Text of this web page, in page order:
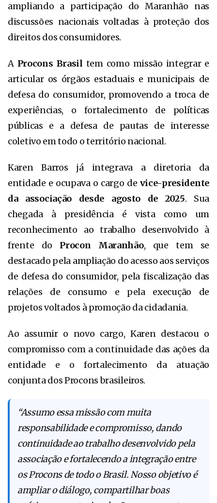
ampliando a participação do Maranhão nas
discussões nacionais voltadas à proteção dos
direitos dos consumidores.
A Procons Brasil tem como missão integrar e
articular os órgãos estaduais e municipais de
defesa do consumidor, promovendo a troca de
experiências, o fortalecimento de políticas
públicas e a defesa de pautas de interesse
coletivo em todo o território nacional.
Karen Barros já integrava a diretoria da
entidade e ocupava o cargo de vice-presidente
da associação desde agosto de 2025. Sua
chegada à presidência é vista como um
reconhecimento ao trabalho desenvolvido à
frente do Procon Maranhão, que tem se
destacado pela ampliação do acesso aos serviços
de defesa do consumidor, pela fiscalização das
relações de consumo e pela execução de
projetos voltados à promoção da cidadania.
Ao assumir o novo cargo, Karen destacou o
compromisso com a continuidade das ações da
entidade e o fortalecimento da atuação
conjunta dos Procons brasileiros.
“Assumo essa missão com muita
responsabilidade e compromisso, dando
continuidade ao trabalho desenvolvido pela
associação e fortalecendo a integração entre
os Procons de todo o Brasil. Nosso objetivo é
ampliar o diálogo, compartilhar boas